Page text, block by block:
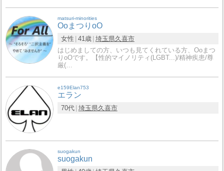
matsuri-minorities
OoまつりoO
女性 41歳 埼玉県久喜市
はじめましての方、いつも見てくれている方、Ooまつ
りoOです。【性的マイノリティ(LGBT...)/精神疾患/尊
厳(…
e159Elan753
エラン
70代 埼玉県久喜市
suogakun
suogakun